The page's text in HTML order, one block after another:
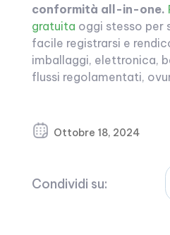
conformità all-in-one.
gratuita oggi stesso per
facile registrarsi e
imballaggi, elettronica,
flussi regolamentati,
Ottobre 18, 2024
Condividi su: